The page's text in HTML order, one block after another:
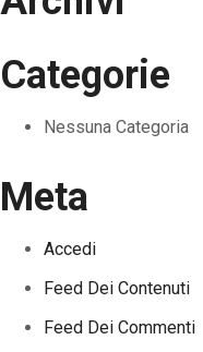
Categorie
Nessuna Categoria
Meta
Accedi
Feed Dei Contenuti
Feed Dei Commenti